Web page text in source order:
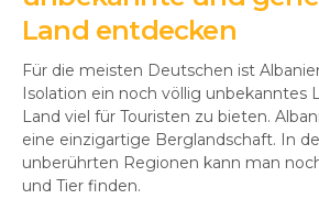
Land entdecken
Für die meisten Deutschen ist
Isolation ein noch völlig unbekanntes
Land viel für Touristen zu bieten.
eine einzigartige Berglandschaft. In
unberührten Regionen kann man
und Tier finden.